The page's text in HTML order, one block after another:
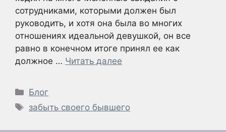
сотрудниками, которыми должен был
руководить, и хотя она была во многих
отношениях идеальной девушкой, он все
равно в конечном итоге принял ее как
должное … Читать далее
Рубрики
Блог
Метки
забыть своего бывшего